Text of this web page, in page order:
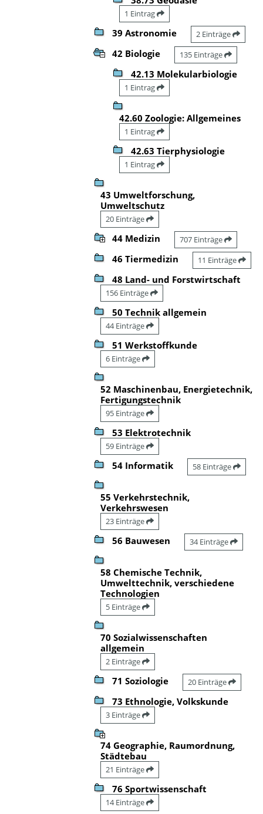
1 Eintrag
39 Astronomie 2 Einträge
42 Biologie 135 Einträge
42.13 Molekularbiologie
1 Eintrag
42.60 Zoologie: Allgemeines
1 Eintrag
42.63 Tierphysiologie
1 Eintrag
43 Umweltforschung,
Umweltschutz
20 Einträge
44 Medizin 707 Einträge
46 Tiermedizin 11 Einträge
48 Land- und Forstwirtschaft
156 Einträge
50 Technik allgemein
44 Einträge
51 Werkstoffkunde
6 Einträge
52 Maschinenbau, Energietechnik,
Fertigungstechnik
95 Einträge
53 Elektrotechnik
59 Einträge
54 Informatik 58 Einträge
55 Verkehrstechnik,
Verkehrswesen
23 Einträge
56 Bauwesen 34 Einträge
58 Chemische Technik,
Umwelttechnik, verschiedene
Technologien
5 Einträge
70 Sozialwissenschaften
allgemein
2 Einträge
71 Soziologie 20 Einträge
73 Ethnologie, Volkskunde
3 Einträge
74 Geographie, Raumordnung,
Städtebau
21 Einträge
76 Sportwissenschaft
14 Einträge